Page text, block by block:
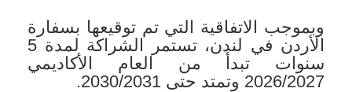
وبموجب الاتفاقية التي تم توقيعها بسفارة
الأردن في لندن، تستمر الشراكة لمدة 5
سنوات تبدأ من العام الأكاديمي
2026/2027 وتمتد حتى 2030/2031.